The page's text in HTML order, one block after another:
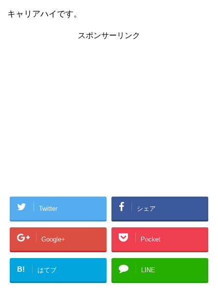
キャリアハイです。
スポンサーリンク
Twitter シェア
Google+ Pocket
B! はてブ LINE